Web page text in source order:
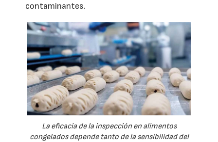
contaminantes.
La eficacia de la inspección en alimentos
congelados depende tanto de la sensibilidad del